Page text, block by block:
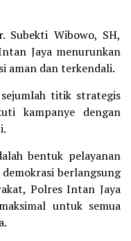
Subekti Wibowo, SH,
Jaya menurunkan
aman dan terkendali.
titik strategis
kampanye dengan
bentuk pelayanan
berlangsung
Polres Intan Jaya
untuk semua